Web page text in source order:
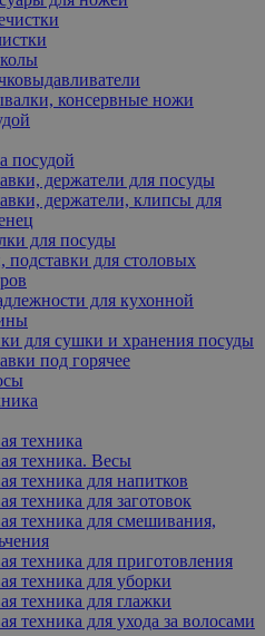
консервные ножи
посудой
держатели для посуды
держатели, клипсы для
для посуды
подставки для столовых
для кухонной
для сушки и хранения посуды
под горячее
техника
техника. Весы
техника для напитков
техника для заготовок
техника для смешивания,
техника для приготовления
техника для уборки
техника для глажки
техника для ухода за волосами